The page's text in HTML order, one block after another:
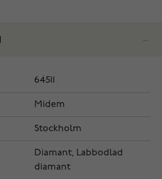
64511
Midem
Stockholm
Diamant, Labbodlad
diamant